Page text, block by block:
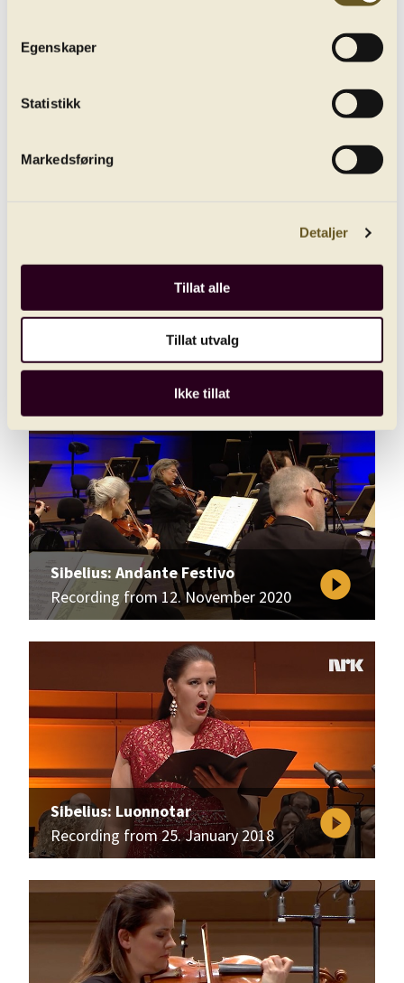
Egenskaper
Statistikk
Markedsføring
Detaljer
Tillat alle
Tillat utvalg
Ikke tillat
Sibelius: Symphony No. 7
play_circle_filled
Sibelius: Symphony No. 3
Recording from 12. November 2020
Sibelius: Andante Festivo
Recording from 12. November 2020
play_circle_filled
Sibelius: Luonnotar
Recording from 25. January 2018
play_circle_filled